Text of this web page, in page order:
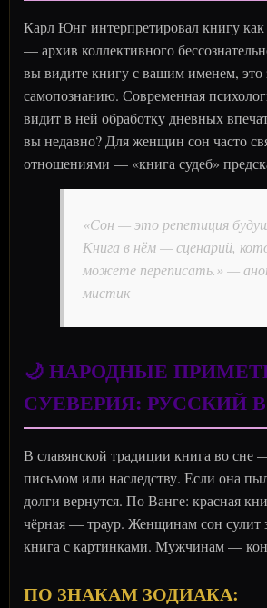
Карл Юнг интерпретировал книгу
— архив коллективного
вы видите книгу с вашим именем, это
самопознанию. Современная
видит в ней обработку дневных
вы недавно? Для женщин сон часто
отношениями — «книга судеб»
«Сон — это репетиция
Книга в нём — сценарий,
можете переписать.» —
мистик
🌙 НАРОДНЫЕ
СУЕВЕРИЯ: РУССКИЙ
В славянской традиции книга во сне
письмом или наследству. Если она
долги вернутся. По Ванге: красная
чёрная — траур. Женщинам сон сулит
книга с картинками. Мужчинам —
ПО ЗНАКАМ ЗОДИАКА: